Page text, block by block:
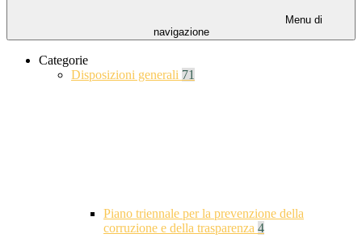
Menu di
navigazione
Categorie
Disposizioni generali 71
Piano triennale per la prevenzione della
corruzione e della trasparenza 4